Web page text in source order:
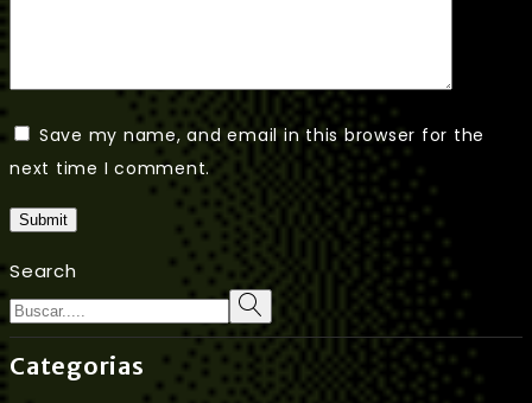
Save my name, and email in this browser for the
next time I comment.
Submit
Search
Categorias